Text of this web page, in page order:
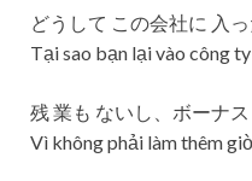
どうして この会社に 入っ
Tại sao bạn lại vào công
残 業も ないし、ボーナス
Vì không phải làm thêm